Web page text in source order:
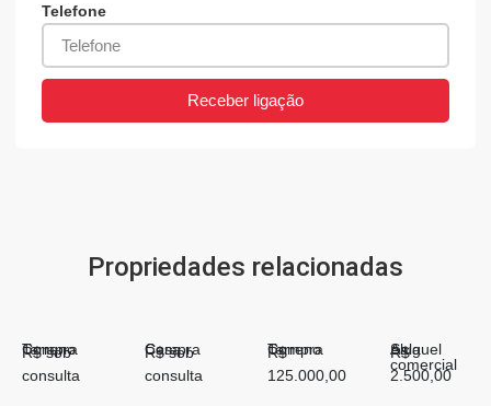
Telefone
Receber ligação
Propriedades relacionadas
R$ sob
consulta
Compra
Terreno
R$ sob
consulta
Compra
Casa
R$
125.000,00
Compra
Terreno
R$
2.500,00
Aluguel
Sala
comercial